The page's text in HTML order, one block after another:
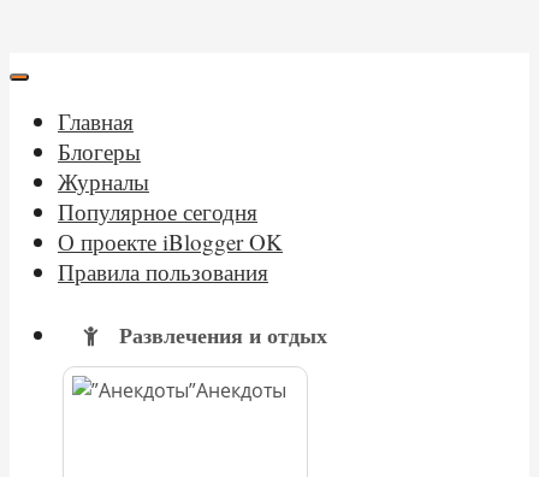
Главная
Блогеры
Журналы
Популярное сегодня
О проекте iBlogger OK
Правила пользования
Развлечения и отдых
Анекдоты